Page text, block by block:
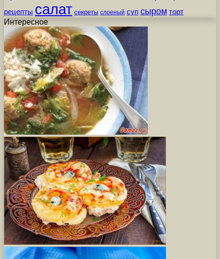
рецепты салат секреты слоеный суп сыром торт
Интересное